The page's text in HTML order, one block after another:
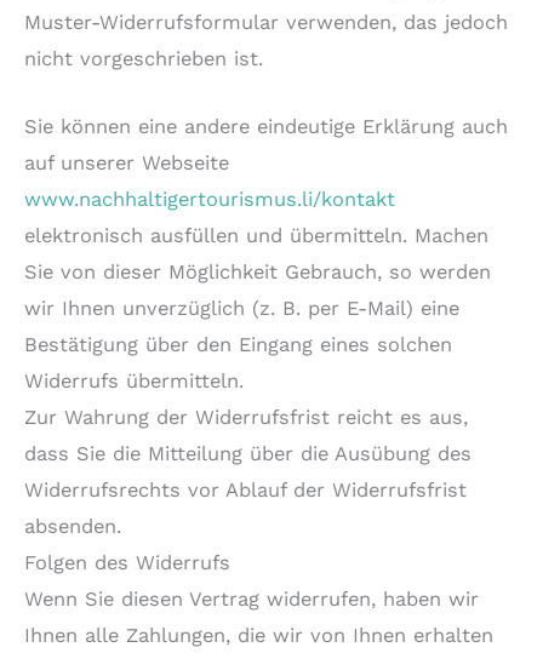
Muster-Widerrufsformular verwenden, das jedoch
nicht vorgeschrieben ist.
Sie können eine andere eindeutige Erklärung auch
auf unserer Webseite
www.nachhaltigertourismus.li/kontakt
elektronisch ausfüllen und übermitteln. Machen
Sie von dieser Möglichkeit Gebrauch, so werden
wir Ihnen unverzüglich (z. B. per E-Mail) eine
Bestätigung über den Eingang eines solchen
Widerrufs übermitteln.
Zur Wahrung der Widerrufsfrist reicht es aus,
dass Sie die Mitteilung über die Ausübung des
Widerrufsrechts vor Ablauf der Widerrufsfrist
absenden.
Folgen des Widerrufs
Wenn Sie diesen Vertrag widerrufen, haben wir
Ihnen alle Zahlungen, die wir von Ihnen erhalten